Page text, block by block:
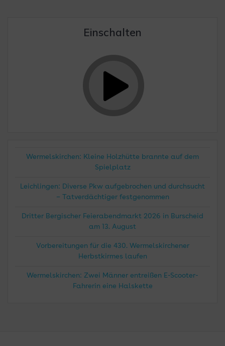
Einschalten
Wermelskirchen: Kleine Holzhütte brannte auf dem
Spielplatz
Leichlingen: Diverse Pkw aufgebrochen und durchsucht
– Tatverdächtiger festgenommen
Dritter Bergischer Feierabendmarkt 2026 in Burscheid
am 13. August
Vorbereitungen für die 430. Wermelskirchener
Herbstkirmes laufen
Wermelskirchen: Zwei Männer entreißen E-Scooter-
Fahrerin eine Halskette